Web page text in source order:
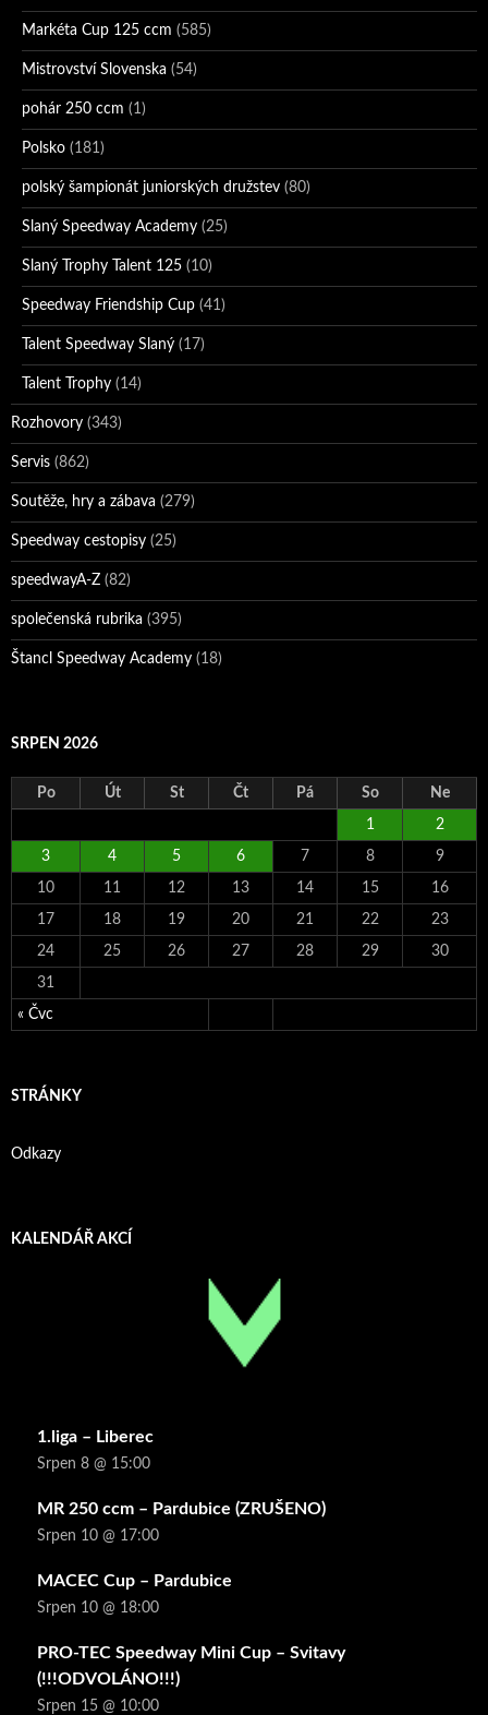
Markéta Cup 125 ccm (585)
Mistrovství Slovenska (54)
pohár 250 ccm (1)
Polsko (181)
polský šampionát juniorských družstev (80)
Slaný Speedway Academy (25)
Slaný Trophy Talent 125 (10)
Speedway Friendship Cup (41)
Talent Speedway Slaný (17)
Talent Trophy (14)
Rozhovory (343)
Servis (862)
Soutěže, hry a zábava (279)
Speedway cestopisy (25)
speedwayA-Z (82)
společenská rubrika (395)
Štancl Speedway Academy (18)
SRPEN 2026
Po Út St Čt Pá So Ne
« Čvc
1 2
3 4 5 6 7 8 9
10 11 12 13 14 15 16
17 18 19 20 21 22 23
24 25 26 27 28 29 30
31
STRÁNKY
Odkazy
KALENDÁŘ AKCÍ
1.liga – Liberec
Srpen 8 @ 15:00
MR 250 ccm – Pardubice (ZRUŠENO)
Srpen 10 @ 17:00
MACEC Cup – Pardubice
Srpen 10 @ 18:00
PRO-TEC Speedway Mini Cup – Svitavy
(!!!ODVOLÁNO!!!)
Srpen 15 @ 10:00